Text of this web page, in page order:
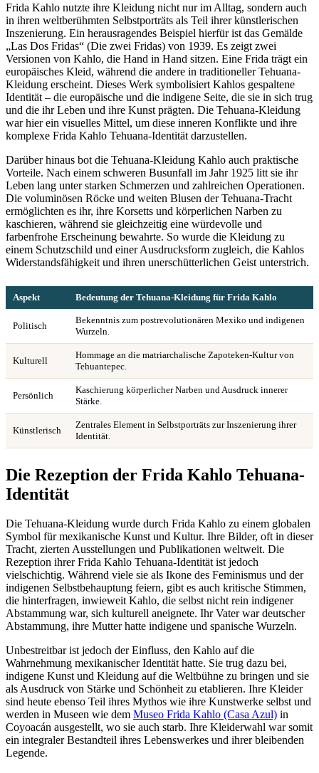
Frida Kahlo nutzte ihre Kleidung nicht nur im Alltag, sondern auch
in ihren weltberühmten Selbstporträts als Teil ihrer künstlerischen
Inszenierung. Ein herausragendes Beispiel hierfür ist das Gemälde
„Las Dos Fridas“ (Die zwei Fridas) von 1939. Es zeigt zwei
Versionen von Kahlo, die Hand in Hand sitzen. Eine Frida trägt ein
europäisches Kleid, während die andere in traditioneller Tehuana-
Kleidung erscheint. Dieses Werk symbolisiert Kahlos gespaltene
Identität – die europäische und die indigene Seite, die sie in sich trug
und die ihr Leben und ihre Kunst prägten. Die Tehuana-Kleidung
war hier ein visuelles Mittel, um diese inneren Konflikte und ihre
komplexe Frida Kahlo Tehuana-Identität darzustellen.
Darüber hinaus bot die Tehuana-Kleidung Kahlo auch praktische
Vorteile. Nach einem schweren Busunfall im Jahr 1925 litt sie ihr
Leben lang unter starken Schmerzen und zahlreichen Operationen.
Die voluminösen Röcke und weiten Blusen der Tehuana-Tracht
ermöglichten es ihr, ihre Korsetts und körperlichen Narben zu
kaschieren, während sie gleichzeitig eine würdevolle und
farbenfrohe Erscheinung bewahrte. So wurde die Kleidung zu
einem Schutzschild und einer Ausdrucksform zugleich, die Kahlos
Widerstandsfähigkeit und ihren unerschütterlichen Geist unterstrich.
Aspekt Bedeutung der Tehuana-Kleidung für Frida Kahlo
Politisch
Bekenntnis zum postrevolutionären Mexiko und indigenen
Wurzeln.
Kulturell
Hommage an die matriarchalische Zapoteken-Kultur von
Tehuantepec.
Persönlich
Kaschierung körperlicher Narben und Ausdruck innerer
Stärke.
Künstlerisch
Zentrales Element in Selbstporträts zur Inszenierung ihrer
Identität.
Die Rezeption der Frida Kahlo Tehuana-
Identität
Die Tehuana-Kleidung wurde durch Frida Kahlo zu einem globalen
Symbol für mexikanische Kunst und Kultur. Ihre Bilder, oft in dieser
Tracht, zierten Ausstellungen und Publikationen weltweit. Die
Rezeption ihrer Frida Kahlo Tehuana-Identität ist jedoch
vielschichtig. Während viele sie als Ikone des Feminismus und der
indigenen Selbstbehauptung feiern, gibt es auch kritische Stimmen,
die hinterfragen, inwieweit Kahlo, die selbst nicht rein indigener
Abstammung war, sich kulturell aneignete. Ihr Vater war deutscher
Abstammung, ihre Mutter hatte indigene und spanische Wurzeln.
Unbestreitbar ist jedoch der Einfluss, den Kahlo auf die
Wahrnehmung mexikanischer Identität hatte. Sie trug dazu bei,
indigene Kunst und Kleidung auf die Weltbühne zu bringen und sie
als Ausdruck von Stärke und Schönheit zu etablieren. Ihre Kleider
sind heute ebenso Teil ihres Mythos wie ihre Kunstwerke selbst und
werden in Museen wie dem Museo Frida Kahlo (Casa Azul) in
Coyoacán ausgestellt, wo sie auch starb. Ihre Kleiderwahl war somit
ein integraler Bestandteil ihres Lebenswerkes und ihrer bleibenden
Legende.